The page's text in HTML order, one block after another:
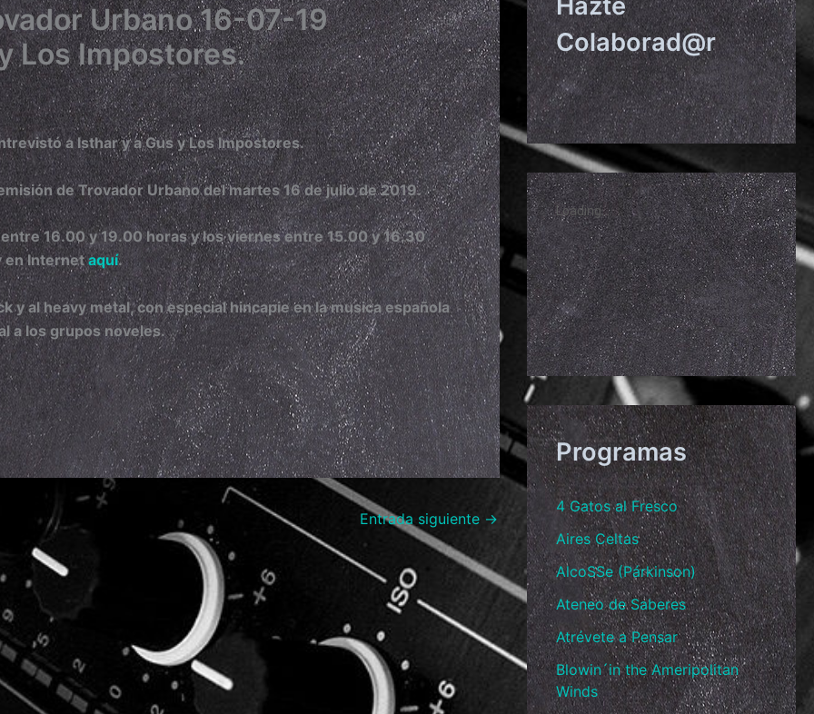
Urbano 16-07-19
Los Impostores.
aIsthary aGus y Los Impostores.
de Trovador Urbano del martes 16 de julio de 2019.
16.00 y 19.00 horas y los viernes entre 15.00 y 16.30
en Internetaquí.
y al heavy metal, con especial hincapie en la musica española
a los grupos noveles.
Entrada siguiente →
Colaborad@r
Programas
4 Gatos al Fresco
Aires Celtas
AlcoSSe (Párkinson)
Ateneo de Saberes
Atrévete a Pensar
Blowin´in the Ameripolitan
Winds